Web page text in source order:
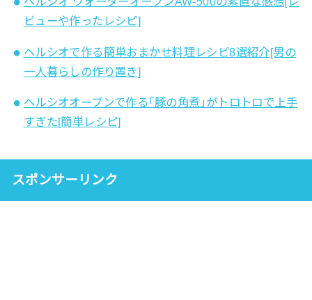
ビューや作ったレシピ]
ヘルシオで作る簡単おまかせ料理レシピ8選紹介[男の
一人暮らしの作り置き]
ヘルシオオーブンで作る｢豚の角煮｣がトロトロで上手
すぎた[簡単レシピ]
スポンサーリンク